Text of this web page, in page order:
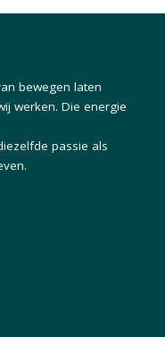
bewegen laten
werken. Die energie
passie als